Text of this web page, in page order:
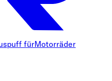
fürMotorräder